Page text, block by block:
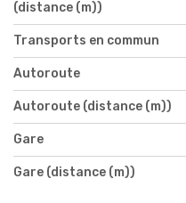
(distance (m))
Transports en commun
Autoroute
Autoroute (distance (m))
Gare
Gare (distance (m))